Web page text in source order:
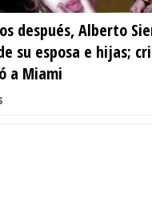
después, Alberto
su esposa e hijas;
a Miami